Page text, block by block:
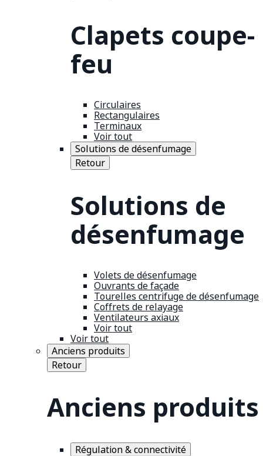
Clapets coupe-
feu
Circulaires
Rectangulaires
Terminaux
Voir tout
Solutions de désenfumage
Retour
Solutions de
désenfumage
Volets de désenfumage
Ouvrants de façade
Tourelles centrifuge de désenfumage
Coffrets de relayage
Ventilateurs axiaux
Voir tout
Voir tout
Anciens produits
Retour
Anciens produits
Régulation & connectivité